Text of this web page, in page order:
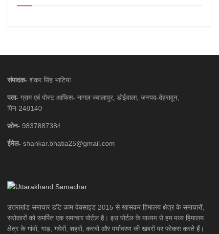
संपादक- शंकर सिंह भाटिया
पता- ग्राम एवं पोस्ट आफिस- नागल ज्वालापुर, डोईवाला, जनपद-देहरादून,
पिन-248140
फ़ोन- 9837887384
ईमेल- shankar.bhatia25@gmail.com
उत्तराखंड समाचार डाॅट काम वेबसाइड 2015 से खासकर हिमालय क्षेत्र के समाचारों,
सरोकारों को समर्पित एक समाचार पोर्टल है। इस पोर्टल के माध्यम से हम मध्य हिमालय
क्षेत्र के गांवों, गाड़, गधेरों, शहरों, कस्बों और पर्यावरण की खबरों पर फोकस करते हैं।